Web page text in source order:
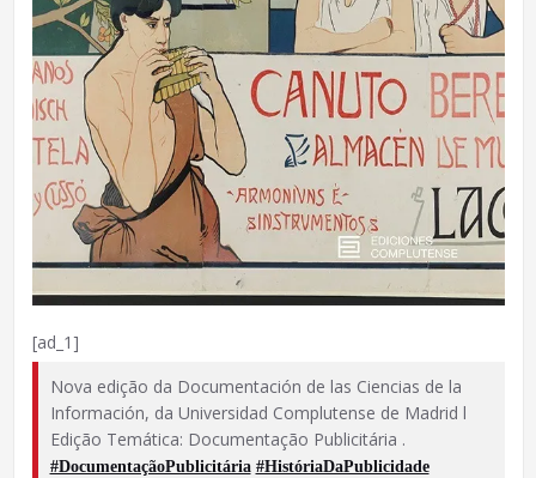
[ad_1]
Nova edição da Documentación de las Ciencias de la
Información, da Universidad Complutense de Madrid l
Edição Temática: Documentação Publicitária .
#DocumentaçãoPublicitária #HistóriaDaPublicidade